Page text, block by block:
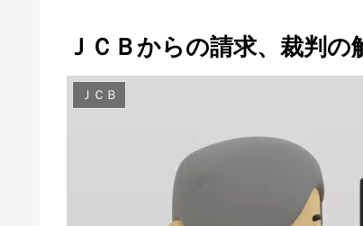
ＪＣＢからの請求、裁判の
ＪＣＢ